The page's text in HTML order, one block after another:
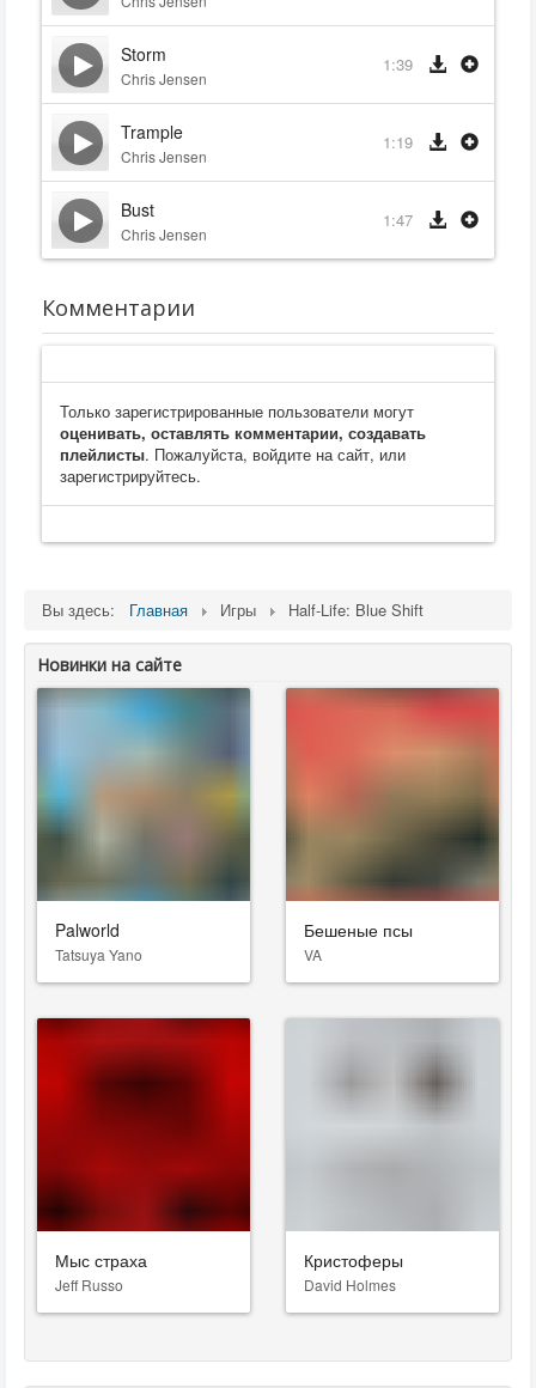
Storm
Chris Jensen
1:39
Trample
Chris Jensen
1:19
Bust
Chris Jensen
1:47
Комментарии
Только зарегистрированные пользователи могут
оценивать, оставлять комментарии, создавать
плейлисты. Пожалуйста, войдите на сайт, или
зарегистрируйтесь.
Вы здесь: Главная Игры Half-Life: Blue Shift
Новинки на сайте
Palworld
Tatsuya Yano
Бешеные псы
VA
Мыс страха
Jeff Russo
Кристоферы
David Holmes